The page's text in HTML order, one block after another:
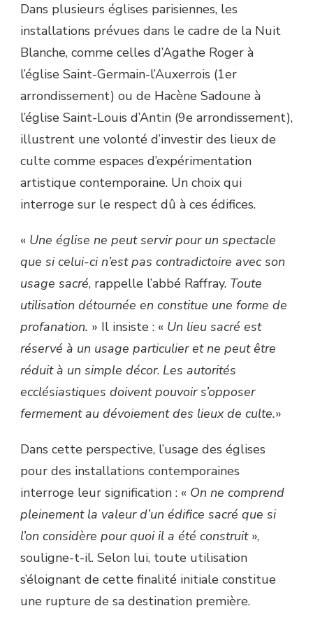
Dans plusieurs églises parisiennes, les
installations prévues dans le cadre de la Nuit
Blanche, comme celles d’Agathe Roger à
l’église Saint-Germain-l’Auxerrois (1er
arrondissement) ou de Hacène Sadoune à
l’église Saint-Louis d’Antin (9e arrondissement),
illustrent une volonté d’investir des lieux de
culte comme espaces d’expérimentation
artistique contemporaine. Un choix qui
interroge sur le respect dû à ces édifices.
« Une église ne peut servir pour un spectacle
que si celui-ci n’est pas contradictoire avec son
usage sacré, rappelle l’abbé Raffray. Toute
utilisation détournée en constitue une forme de
profanation. » Il insiste : « Un lieu sacré est
réservé à un usage particulieret ne peut être
réduit à un simple décor. Les autorités
ecclésiastiques doivent pouvoir s’opposer
fermement au dévoiement des lieux de culte.»
Dans cette perspective, l’usage des églises
pour des installations contemporaines
interroge leur signification : « On ne comprend
pleinement la valeur d’un édifice sacré que si
l’on considère pour quoi il a été construit»,
souligne-t-il. Selon lui, toute utilisation
s’éloignant de cette finalité initiale constitue
une rupture de sa destination première.